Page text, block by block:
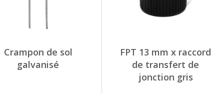
Crampon de sol
galvanisé
FPT 13 mm x raccord
de transfert de
jonction gris